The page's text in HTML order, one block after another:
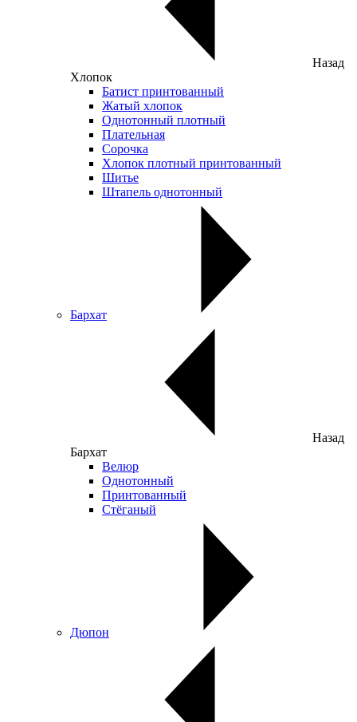
Назад
Хлопок
Батист принтованный
Жатый хлопок
Однотонный плотный
Плательная
Сорочка
Хлопок плотный принтованный
Шитье
Штапель однотонный
Бархат
Назад
Бархат
Велюр
Однотонный
Принтованный
Стёганый
Дюпон